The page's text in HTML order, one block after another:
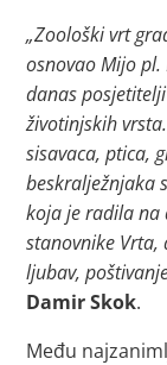
„Zoološki vrt
osnovao Mijo pl.
danas
životinjskih
sisavaca, ptica,
beskralježnjaka
koja je radila na
stanovnike
ljubav,
Damir Skok.
Među